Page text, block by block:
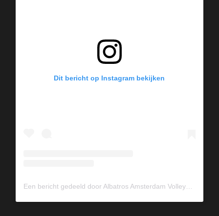
Dit bericht op Instagram bekijken
Een bericht gedeeld door Albatros Amsterdam Volleybal (@albavolley)